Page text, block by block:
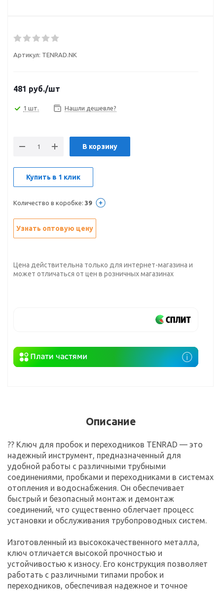
Артикул: TENRAD.NK
481 руб./шт
1 шт. Нашли дешевле?
В корзину
Купить в 1 клик
Количество в коробке: 39
Узнать оптовую цену
Цена действительна только для интернет-магазина и
может отличаться от цен в розничных магазинах
Описание
?? Ключ для пробок и переходников TENRAD — это
надежный инструмент, предназначенный для
удобной работы с различными трубными
соединениями, пробками и переходниками в системах
отопления и водоснабжения. Он обеспечивает
быстрый и безопасный монтаж и демонтаж
соединений, что существенно облегчает процесс
установки и обслуживания трубопроводных систем.
Изготовленный из высококачественного металла,
ключ отличается высокой прочностью и
устойчивостью к износу. Его конструкция позволяет
работать с различными типами пробок и
переходников, обеспечивая надежное и точное